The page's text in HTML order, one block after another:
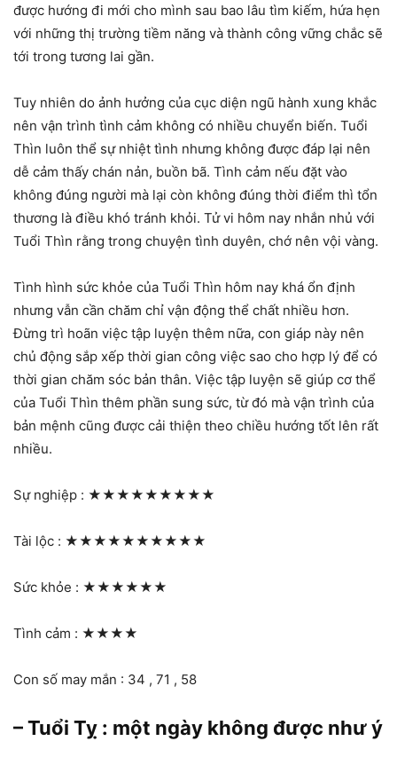
được hướng đi mới cho mình sau bao lâu tìm kiếm, hứa hẹn
với những thị trường tiềm năng và thành công vững chắc sẽ
tới trong tương lai gần.
Tuy nhiên do ảnh hưởng của cục diện ngũ hành xung khắc
nên vận trình tình cảm không có nhiều chuyển biến. Tuổi
Thìn luôn thể sự nhiệt tình nhưng không được đáp lại nên
dễ cảm thấy chán nản, buồn bã. Tình cảm nếu đặt vào
không đúng người mà lại còn không đúng thời điểm thì tổn
thương là điều khó tránh khỏi. Tử vi hôm nay nhắn nhủ với
Tuổi Thìn rằng trong chuyện tình duyên, chớ nên vội vàng.
Tình hình sức khỏe của Tuổi Thìn hôm nay khá ổn định
nhưng vẫn cần chăm chỉ vận động thể chất nhiều hơn.
Đừng trì hoãn việc tập luyện thêm nữa, con giáp này nên
chủ động sắp xếp thời gian công việc sao cho hợp lý để có
thời gian chăm sóc bản thân. Việc tập luyện sẽ giúp cơ thể
của Tuổi Thìn thêm phần sung sức, từ đó mà vận trình của
bản mệnh cũng được cải thiện theo chiều hướng tốt lên rất
nhiều.
Sự nghiệp : ★★★★★★★★★
Tài lộc : ★★★★★★★★★★
Sức khỏe : ★★★★★★
Tình cảm : ★★★★
Con số may mắn : 34 , 71 , 58
– Tuổi Tỵ : một ngày không được như ý